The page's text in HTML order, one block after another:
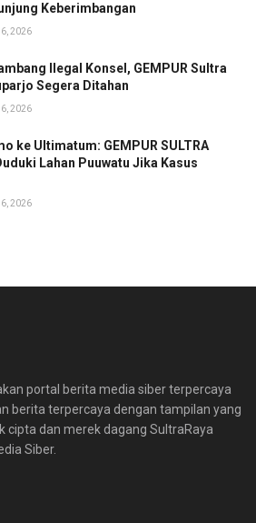
Keberimbangan
6, 2026
Ilegal Konsel, GEMPUR Sultra
Segera Ditahan
6, 2026
ke Ultimatum: GEMPUR SULTRA
Lahan Puuwatu Jika Kasus
6, 2026
portal berita media siber terpercaya
berita terpercaya dengan tampilan yang
cipta dan merek dagang SultraRaya
Siber.